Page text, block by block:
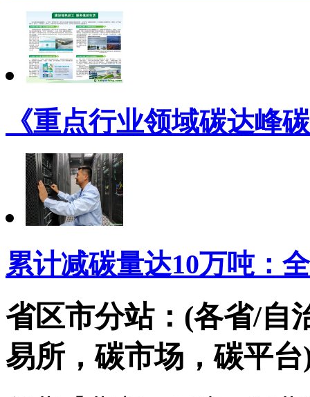
《重点行业领域碳达峰
累计减碳量达10万吨：
省区市分站：(各省/自
易所，碳市场，碳平台